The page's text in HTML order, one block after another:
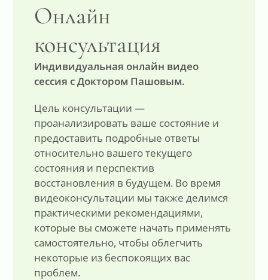
Онлайн
консультация
Индивидуальная онлайн видео
сессия с Доктором Пашовым.
Цель консультации —
проанализировать ваше состояние и
предоставить подробные ответы
относительно вашего текущего
состояния и перспектив
восстановления в будущем. Во время
видеоконсультации мы также делимся
практическими рекомендациями,
которые вы сможете начать применять
самостоятельно, чтобы облегчить
некоторые из беспокоящих вас
проблем.